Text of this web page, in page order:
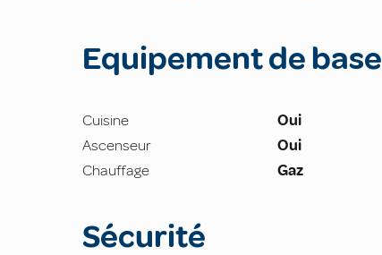
Equipement de base
Cuisine Oui
Ascenseur
Oui
Chauffage
Gaz
Sécurité